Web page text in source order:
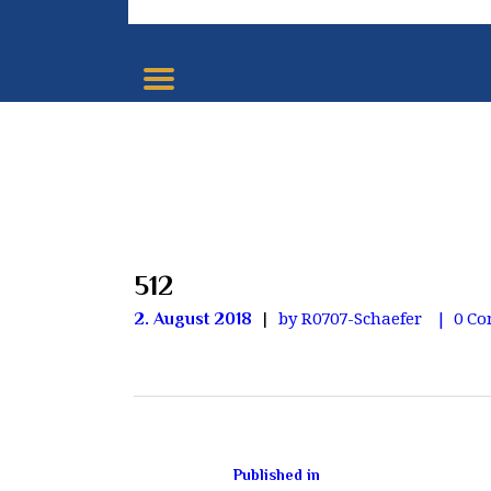
512
2. August 2018 by R0707-Schaefer 0
Published in